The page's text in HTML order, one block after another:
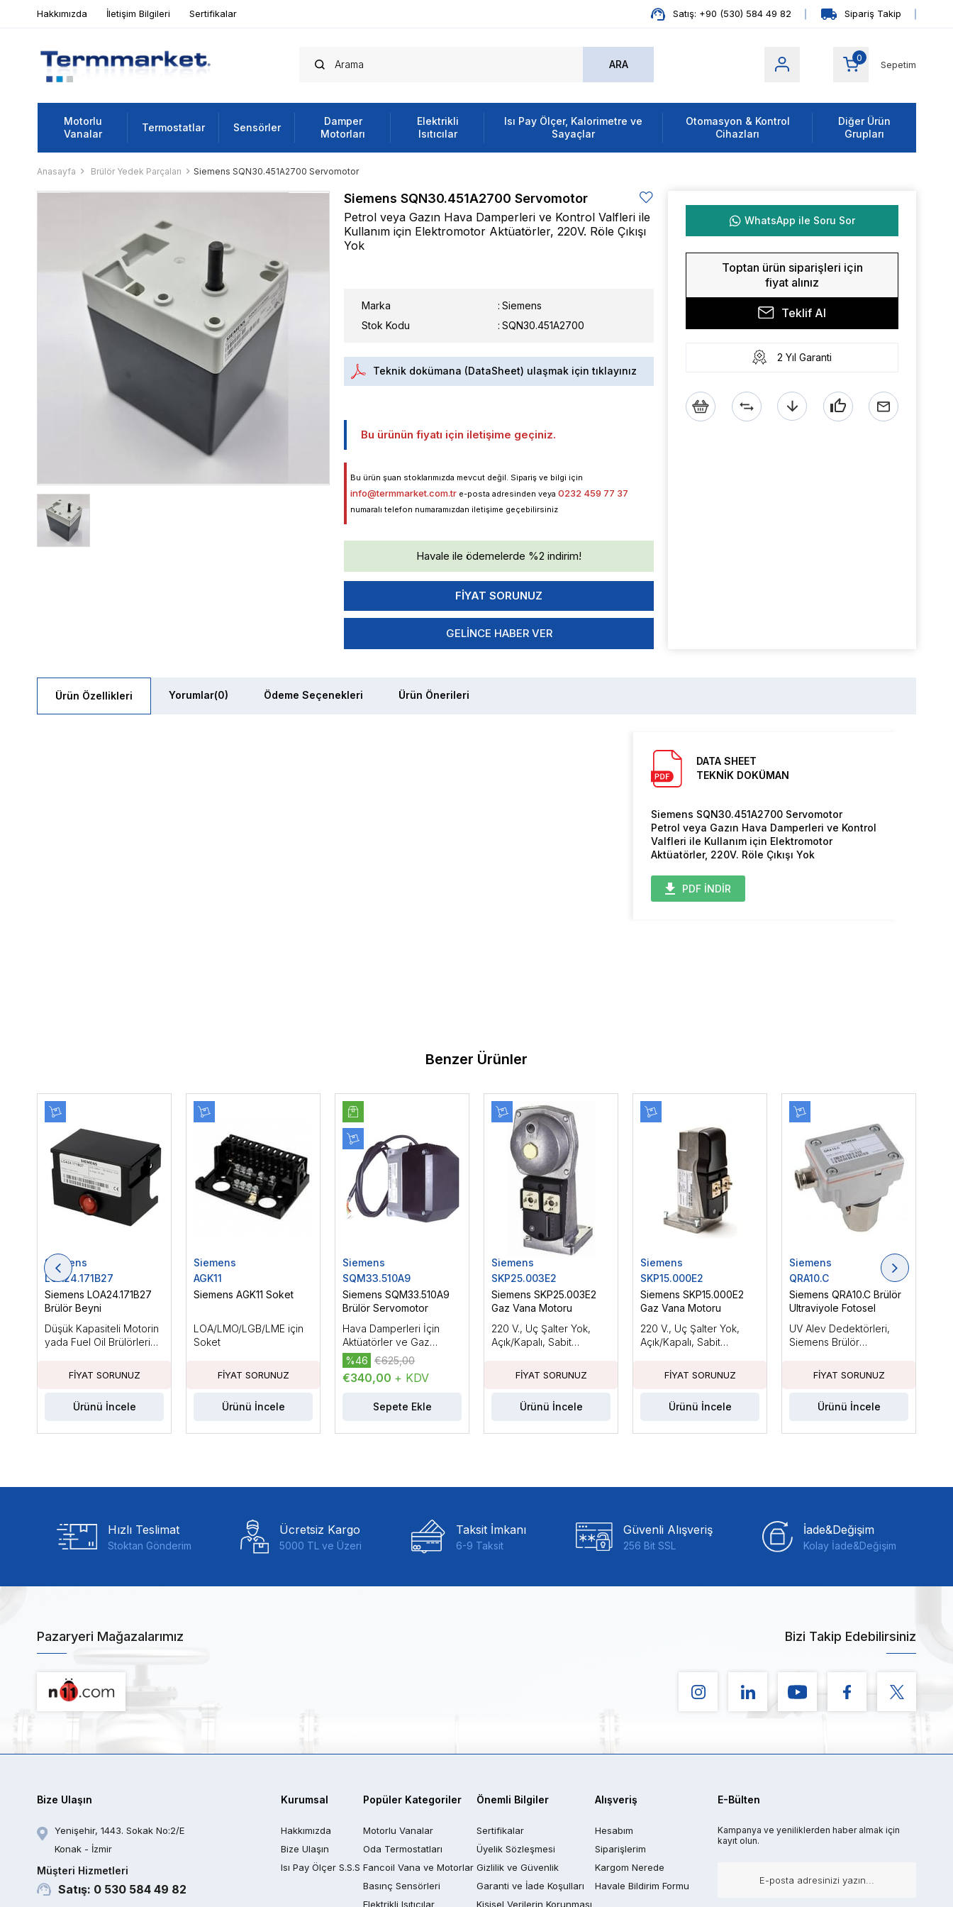
Hakkımızda İletişim Bilgileri Sertifikalar Satış: +90 (530) 584 49 82 Sipariş Takip
Sepetim
0
Motorlu
Vanalar
Termostatlar Sensörler
Damper
Motorları
Elektrikli
Isıtıcılar
Isı Pay Ölçer, Kalorimetre ve
Sayaçlar
Otomasyon & Kontrol
Cihazları
Diğer Ürün
Grupları
Anasayfa Brülör Yedek Parçaları Siemens SQN30.451A2700 Servomotor
Siemens SQN30.451A2700 Servomotor
Petrol veya Gazın Hava Damperleri ve Kontrol Valfleri ile
Kullanım için Elektromotor Aktüatörler, 220V. Röle Çıkışı
Yok
Marka : Siemens
Stok Kodu
SQN30.451A2700
Teknik dokümana (DataSheet) ulaşmak için tıklayınız
Bu ürünün fiyatı için iletişime geçiniz.
Bu ürün şuan stoklarımızda mevcut değil. Sipariş ve bilgi için
info@termmarket.com.tr e-posta adresinden veya 0232 459 77 37
numaralı telefon numaramızdan iletişime geçebilirsiniz
Havale ile ödemelerde %2 indirim!
GELINCE HABER VER
WhatsApp ile Soru Sor
Toptan ürün siparişleri için
fiyat alınız
Teklif Al
2 Yıl Garanti
Ürün Özellikleri Yorumlar(0) Ödeme Seçenekleri Ürün Önerileri
DATA SHEET
TEKNİK DOKÜMAN
Siemens SQN30.451A2700 Servomotor
Petrol veya Gazın Hava Damperleri ve Kontrol
Valfleri ile Kullanım için Elektromotor
Aktüatörler, 220V. Röle Çıkışı Yok
PDF İNDİR
Benzer Ürünler
Siemens
LOA24.171B27
Siemens LOA24.171B27
Brülör Beyni
Düşük Kapasiteli Motorin
yada Fuel Oil Brülörleri
Ürünü İncele
Siemens
AGK11
Siemens AGK11 Soket
LOA/LMO/LGB/LME için
Soket
Ürünü İncele
Siemens
SQM33.510A9
Siemens SQM33.510A9
Brülör Servomotor
Hava Damperleri İçin
Aktüatörler ve Gaz
Damperleri, Elektromotor
Aktüatörler, AC/DC 24
V.Tutma Torku:3Nm,
€340,00 + KDV
%46 €625,00
Sepete Ekle
Siemens
SKP25.003E2
Siemens SKP25.003E2
Gaz Vana Motoru
220 V., Uç Şalter Yok,
Açık/Kapalı, Sabit
Kadar Basınç Regülatörlü
Ürünü İncele
Siemens
SKP15.000E2
Siemens SKP15.000E2
Gaz Vana Motoru
220 V., Uç Şalter Yok,
Açık/Kapalı, Sabit
Ürünü İncele
Siemens
QRA10.C
Siemens QRA10.C Brülör
Ultraviyole Fotosel
UV Alev Dedektörleri,
Siemens Brülör
İçin Tasarlanmıştır
Ürünü İncele
Hızlı Teslimat
Stoktan Gönderim
Ücretsiz Kargo
5000 TL ve Üzeri
Taksit İmkanı
6-9 Taksit
Güvenli Alışveriş
256 Bit SSL
İade&Değişim
Kolay İade&Değişim
Pazaryeri Mağazalarımız Bizi Takip Edebilirsiniz
Bize Ulaşın
Yenişehir, 1443. Sokak No:2/E
Konak - İzmir
Müşteri Hizmetleri
Satış: 0 530 584 49 82
Kurumsal
Hakkımızda
Bize Ulaşın
Isı Pay Ölçer S.S.S
Popüler Kategoriler
Motorlu Vanalar
Oda Termostatları
Fancoil Vana ve Motorlar
Basınç Sensörleri
Elektrikli Isıtıcılar
Önemli Bilgiler
Sertifikalar
Üyelik Sözleşmesi
Gizlilik ve Güvenlik
Garanti ve İade Koşulları
Kişisel Verilerin Korunması
Alışveriş
Hesabım
Siparişlerim
Kargom Nerede
Havale Bildirim Formu
E-Bülten
Kampanya ve yeniliklerden haber almak için
kayıt olun.